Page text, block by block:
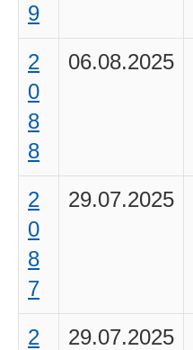
9
2
0
8
8
06.08.2025
2
0
8
7
29.07.2025
2
29.07.2025